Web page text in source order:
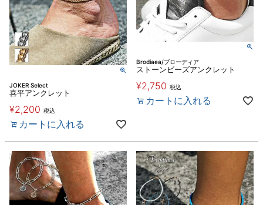
JOKER Select
喜平アンクレット
¥2,200 税込
カートに入れる
Brodiaea/ブローディア
ストーンビーズアンクレット
¥2,750 税込
カートに入れる